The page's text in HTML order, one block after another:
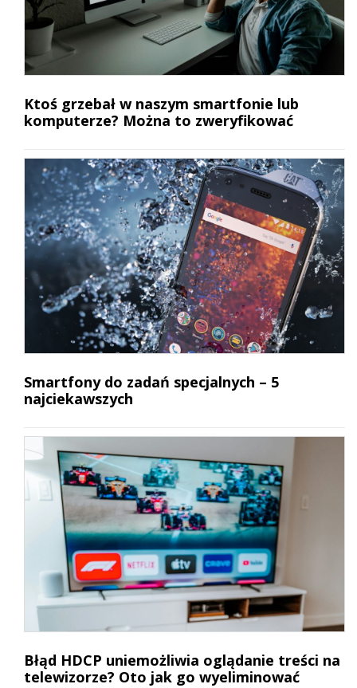
Ktoś grzebał w naszym smartfonie lub
komputerze? Można to zweryfikować
Smartfony do zadań specjalnych – 5
najciekawszych
Błąd HDCP uniemożliwia oglądanie treści na
telewizorze? Oto jak go wyeliminować